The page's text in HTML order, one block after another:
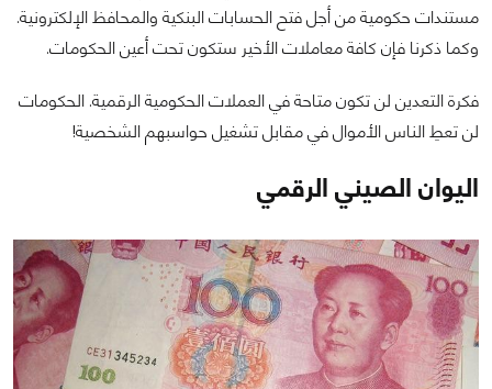
مستندات حكومية من أجل فتح الحسابات البنكية والمحافظ الإلكترونية.
وكما ذكرنا فإن كافة معاملات الأخير ستكون تحت أعين الحكومات.
فكرة التعدين لن تكون متاحة في العملات الحكومية الرقمية. الحكومات
لن تعطِ الناس الأموال في مقابل تشغيل حواسبهم الشخصية!
اليوان الصيني الرقمي